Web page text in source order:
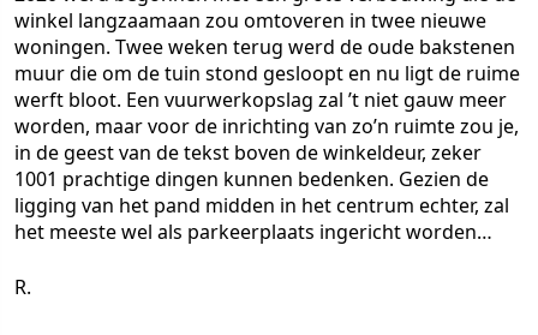
winkel langzaamaan zou omtoveren in twee nieuwe
woningen. Twee weken terug werd de oude bakstenen
muur die om de tuin stond gesloopt en nu ligt de ruime
werft bloot. Een vuurwerkopslag zal ’t niet gauw meer
worden, maar voor de inrichting van zo’n ruimte zou je,
in de geest van de tekst boven de winkeldeur, zeker
1001 prachtige dingen kunnen bedenken. Gezien de
ligging van het pand midden in het centrum echter, zal
het meeste wel als parkeerplaats ingericht worden…
R.